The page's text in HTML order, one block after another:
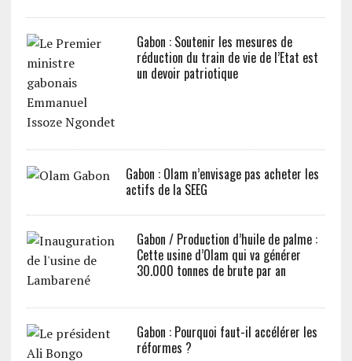
Gabon : Soutenir les mesures de
réduction du train de vie de l’Etat est
un devoir patriotique
Gabon : Olam n’envisage pas acheter les
actifs de la SEEG
Gabon / Production d’huile de palme :
Cette usine d’Olam qui va générer
30.000 tonnes de brute par an
Gabon : Pourquoi faut-il accélérer les
réformes ?